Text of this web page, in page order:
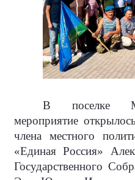
В поселке
мероприятие
члена местного
«Единая Россия»
Государственного